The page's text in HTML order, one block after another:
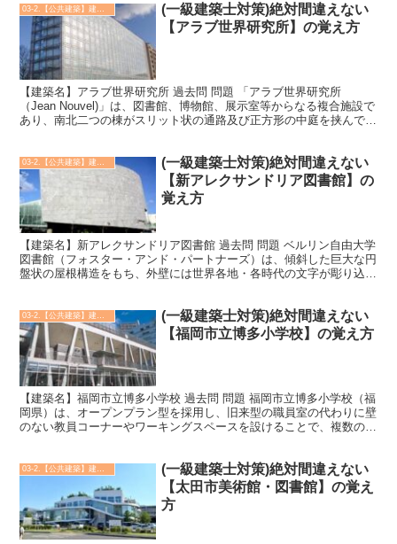
(一級建築士対策)絶対間違えない
【アラブ世界研究所】の覚え方
【建築名】アラブ世界研究所 過去問 問題 「アラブ世界研究所
（Jean Nouvel)」は、図書館、博物館、展示室等からなる複合施設で
あり、南北二つの棟がスリット状の通路及び正方形の中庭を挟んで対
(一級建築士対策)絶対間違えない
【新アレクサンドリア図書館】の
覚え方
【建築名】新アレクサンドリア図書館 過去問 問題 ベルリン自由大学
図書館（フォスター・アンド・パートナーズ）は、傾斜した巨大な円
盤状の屋根構造をもち、外壁には世界各地・各時代の文字が彫り込ま
(一級建築士対策)絶対間違えない
【福岡市立博多小学校】の覚え方
【建築名】福岡市立博多小学校 過去問 問題 福岡市立博多小学校（福
岡県）は、オープンプラン型を採用し、旧来型の職員室の代わりに壁
のない教員コーナーやワーキングスペースを設けることで、複数の教
(一級建築士対策)絶対間違えない
【太田市美術館・図書館】の覚え
方